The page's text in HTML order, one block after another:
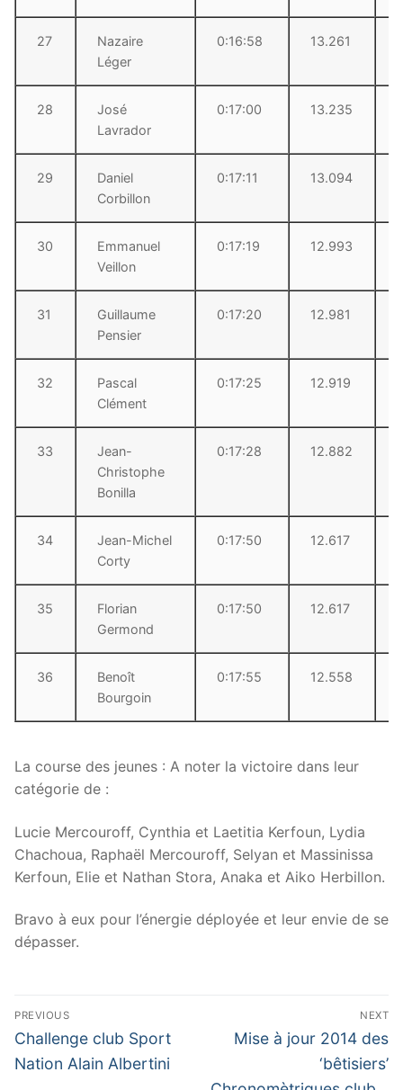
27
Nazaire
Léger
0:16:58 13.261
28
José
Lavrador
0:17:00 13.235
29
Daniel
Corbillon
0:17:11 13.094
30
Emmanuel
Veillon
0:17:19 12.993
31
Guillaume
Pensier
0:17:20 12.981
32
Pascal
Clément
0:17:25 12.919
33
Jean-
Christophe
Bonilla
0:17:28 12.882
34
Jean-Michel
Corty
0:17:50 12.617
35
Florian
Germond
0:17:50 12.617
36
Benoît
Bourgoin
0:17:55 12.558
La course des jeunes : A noter la victoire dans leur
catégorie de :
Lucie Mercouroff, Cynthia et Laetitia Kerfoun, Lydia
Chachoua, Raphaël Mercouroff, Selyan et Massinissa
Kerfoun, Elie et Nathan Stora, Anaka et Aiko Herbillon.
Bravo à eux pour l’énergie déployée et leur envie de se
dépasser.
Navigation
de
l’article
PREVIOUS
Previous
post:
Challenge club Sport
Nation Alain Albertini
NEXT
Next
Mise à jour 2014 des
‘bêtisiers’